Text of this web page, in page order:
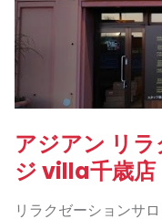
アジアン リ
ジ villa千歳店
リラクゼーションサ